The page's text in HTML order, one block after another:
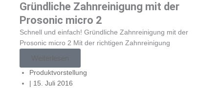
Gründliche Zahnreinigung mit der
Prosonic micro 2
Schnell und einfach! Gründliche Zahnreinigung mit der
Prosonic micro 2 Mit der richtigen Zahnreinigung
Weiterlesen
Produktvorstellung
15. Juli 2016